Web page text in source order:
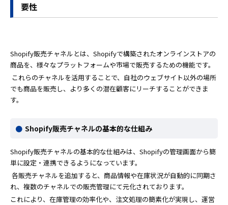
要性
Shopify販売チャネルとは、Shopifyで構築されたオンラインストアの
商品を、様々なプラットフォームや市場で販売するための機能です。
これらのチャネルを活用することで、自社のウェブサイト以外の場所
でも商品を販売し、より多くの潜在顧客にリーチすることができま
す。
Shopify販売チャネルの基本的な仕組み
Shopify販売チャネルの基本的な仕組みは、Shopifyの管理画面から簡
単に設定・連携できるようになっています。
各販売チャネルを追加すると、商品情報や在庫状況が自動的に同期さ
れ、複数のチャネルでの販売管理にて元化されております。
これにより、在庫管理の効率化や、注文処理の簡素化が実現し、運営